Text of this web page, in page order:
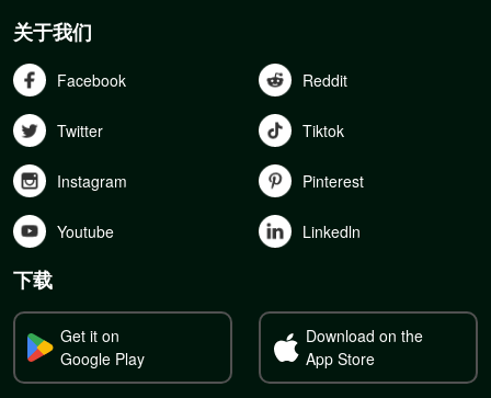
关于我们
Facebook Reddit
Twitter Tiktok
Instagram Pinterest
Youtube Linkedln
下载
Get it on
Google Play
Download on the
App Store